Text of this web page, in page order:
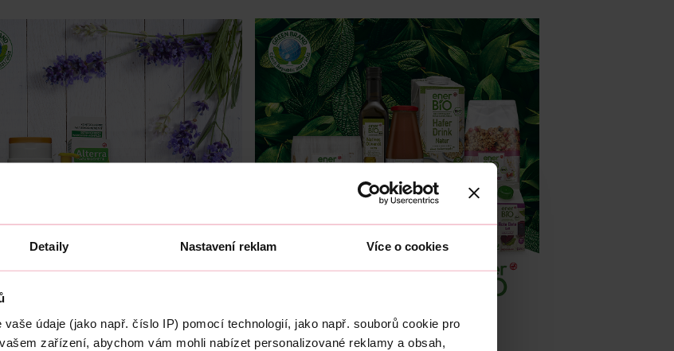
Detaily Nastavení reklam Více o cookies
vaše údaje (jako např. číslo IP) pomocí technologií, jako např. souborů cookie pro
zařízení, abychom vám mohli nabízet personalizované reklamy a obsah,
BRANDS jako pečeť zelené a udržitelné filozofie